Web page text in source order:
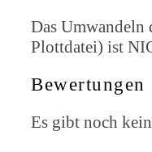
Das Umwandeln
Plottdatei) ist
Bewertungen
Es gibt noch